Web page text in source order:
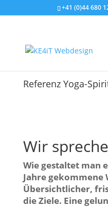
+41 (0)44 680
Referenz Yoga-
Wir
Wie gestaltet man
Jahre gekommene
Übersichtlicher,
die Ziele. Eine